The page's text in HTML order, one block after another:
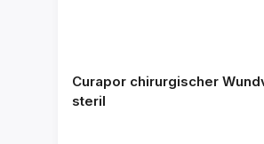
Curapor chirurgischer
steril